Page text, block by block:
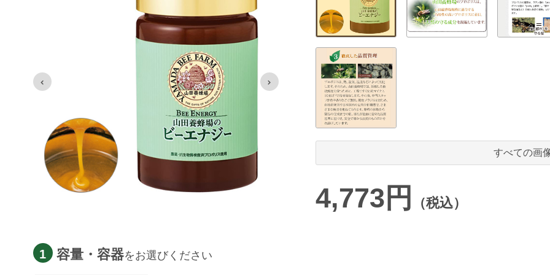
すべての画
4,773円 （税込）
1 容量・容器をお選びください